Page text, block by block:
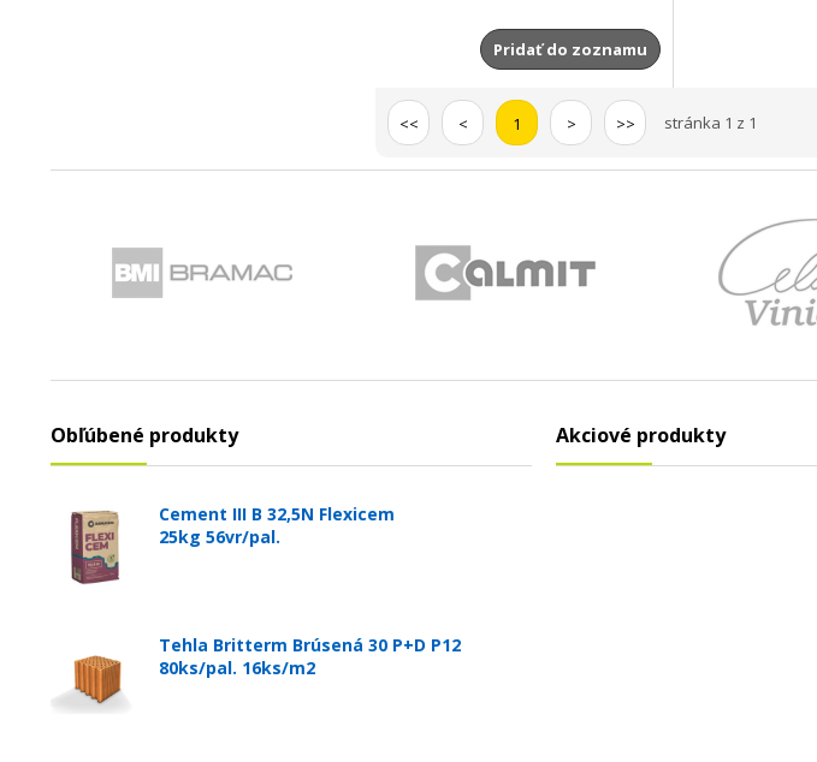
Pridať do zoznamu
<< < 1 > >> stránka 1 z 1
Obľúbené produkty
Cement III B 32,5N Flexicem
25kg 56vr/pal.
Tehla Britterm Brúsená 30 P+D P12
80ks/pal. 16ks/m2
Akciové produkty